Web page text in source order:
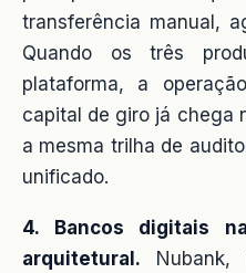
transferência manual,
Quando os três
plataforma, a
capital de giro já chega
a mesma trilha de
unificado.
4. Bancos digitais
arquitetural. Nubank,